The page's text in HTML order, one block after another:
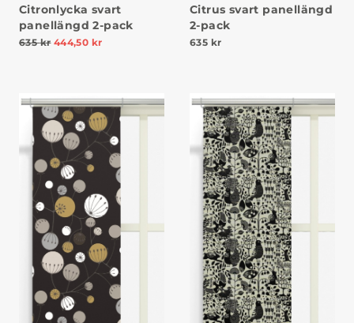
Citronlycka svart
panellängd 2-pack
635kr 444,50 kr
Citrus svart panellängd
2-pack
635 kr